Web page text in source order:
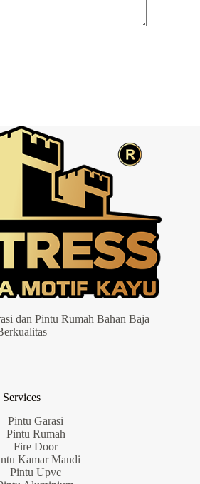
dan Pintu Rumah Bahan Baja
Services
Pintu Garasi
Pintu Rumah
Fire Door
Kamar Mandi
Pintu Upvc